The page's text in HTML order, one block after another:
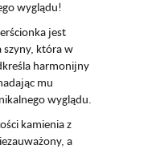
wyglądu!
jest
szyny, która w
harmonijny
mu
wyglądu.
kamienia z
a